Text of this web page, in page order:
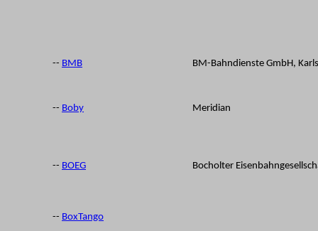
-- BMB BM-Bahndienste GmbH,
-- Boby Meridian
-- BOEG Bocholter
-- BoxTango